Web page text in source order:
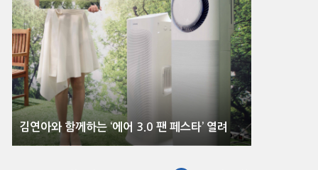
김연아와 함께하는 ‘에어 3.0 팬 페스타’ 열려